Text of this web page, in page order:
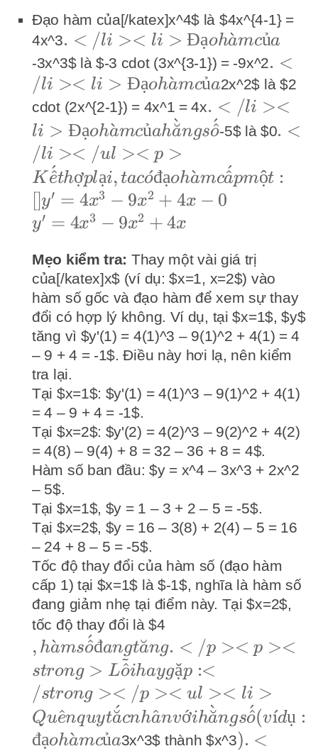
2x^2
Đạo hàm của[/katex]x^4$ là $4x^{4-1} =
4x^3.</li>
<li>Đạo
hàm của
. < /li >< li > Đạoha
ˋmcủa
-3x^3$ là $-3 cdot (3x^{3-1}) = -9x^2.</
hàm
. <
/li >< li > Đạoha
ˋmcủa2x^2$ là $2
cdot (2x^{2-1}) = 4x^1 = 4x.</li>
<li>Đạo
hằng số
. < /li ><
li > Đạoha
ˋmcủaha
˘
ˋngso
^
ˊ-5$ là $0.</
4x^3
4x -
. <
/li >< /ul >< p >
K e
^
ˊthợplại, taco
ˊđạoha
ˋmca
^
ˊpmột :
[]y′ = 4x3 − 9x2 + 4x − 0
y' =
-
9x^2
+
4x
y′ = 4x3 − 9x2 + 4x
Mẹo kiểm tra: Thay một vài giá trị
của[/katex]x$ (ví dụ: $x=1, x=2$) vào
hàm số gốc và đạo hàm để xem sự thay
đổi có hợp lý không. Ví dụ, tại $x=1$, $y$
tăng vì $y'(1) = 4(1)^3 – 9(1)^2 + 4(1) = 4
– 9 + 4 = -1$. Điều này hơi lạ, nên kiểm
tra lại.
Tại $x=1$: $y'(1) = 4(1)^3 – 9(1)^2 + 4(1)
= 4 – 9 + 4 = -1$.
Tại $x=2$: $y'(2) = 4(2)^3 – 9(2)^2 + 4(2)
= 4(8) – 9(4) + 8 = 32 – 36 + 8 = 4$.
Hàm số ban đầu: $y = x^4 – 3x^3 + 2x^2
– 5$.
Tại $x=1$, $y = 1 – 3 + 2 – 5 = -5$.
Tại $x=2$, $y = 16 – 3(8) + 2(4) – 5 = 16
– 24 + 8 – 5 = -5$.
Tốc độ thay đổi của hàm số (đạo hàm
cấp 1) tại $x=1$ là $-1$, nghĩa là hàm số
đang giảm nhẹ tại điểm này. Tại $x=2$,
tốc độ thay đổi là $4
đang tăng.
</p> <p>
<strong>Lỗi
hay gặp:
</strong>
, ha
ˋmso
^
ˊđangta
˘ng. < /p >< p ><
strong > Lo
^
~
ihaygặp :<
/strong >< /p >< ul >< li >
Que
^nquyta
˘
ˊcnha
^nvớiha
˘
ˋngso
^
ˊ(vı
ˊdụ :
đạoha
ˋmcủa3x^3$ thành $x^3).</li>
). <